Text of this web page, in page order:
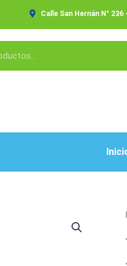
Calle San Hernán N° 236